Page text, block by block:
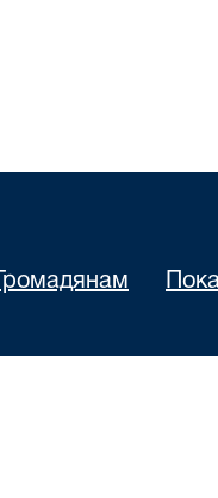
Громадянам